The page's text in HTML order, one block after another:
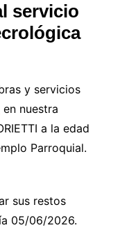
servicio
y servicios
en nuestra
a la edad
Parroquial.
sus restos
05/06/2026.